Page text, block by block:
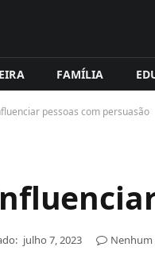
FAMÍLIA
pessoas com persuasão
julho 7, 2023